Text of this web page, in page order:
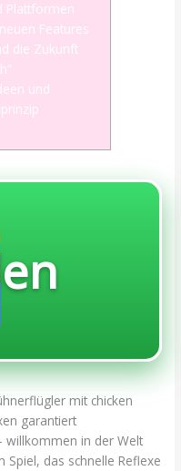
Plattformen
Features
die Zukunft
und
mit chicken
garantiert
willkommen in der Welt
Spiel, das schnelle Reflexe